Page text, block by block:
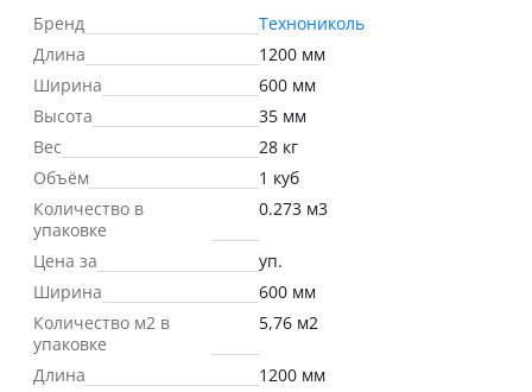
Бренд
Технониколь
Длина
1200 мм
Ширина
600 мм
Высота
35 мм
Вес
28 кг
Объём
1 куб
Количество в
упаковке
0.273 м3
Цена за
уп.
Ширина
600 мм
Количество м2 в
упаковке
5,76 м2
Длина
1200 мм